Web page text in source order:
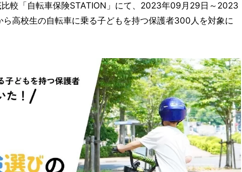
比較「自転車保険STATION」にて、2023年09月29日～2023
高校生の自転車に乗る子どもを持つ保護者300人を対象に